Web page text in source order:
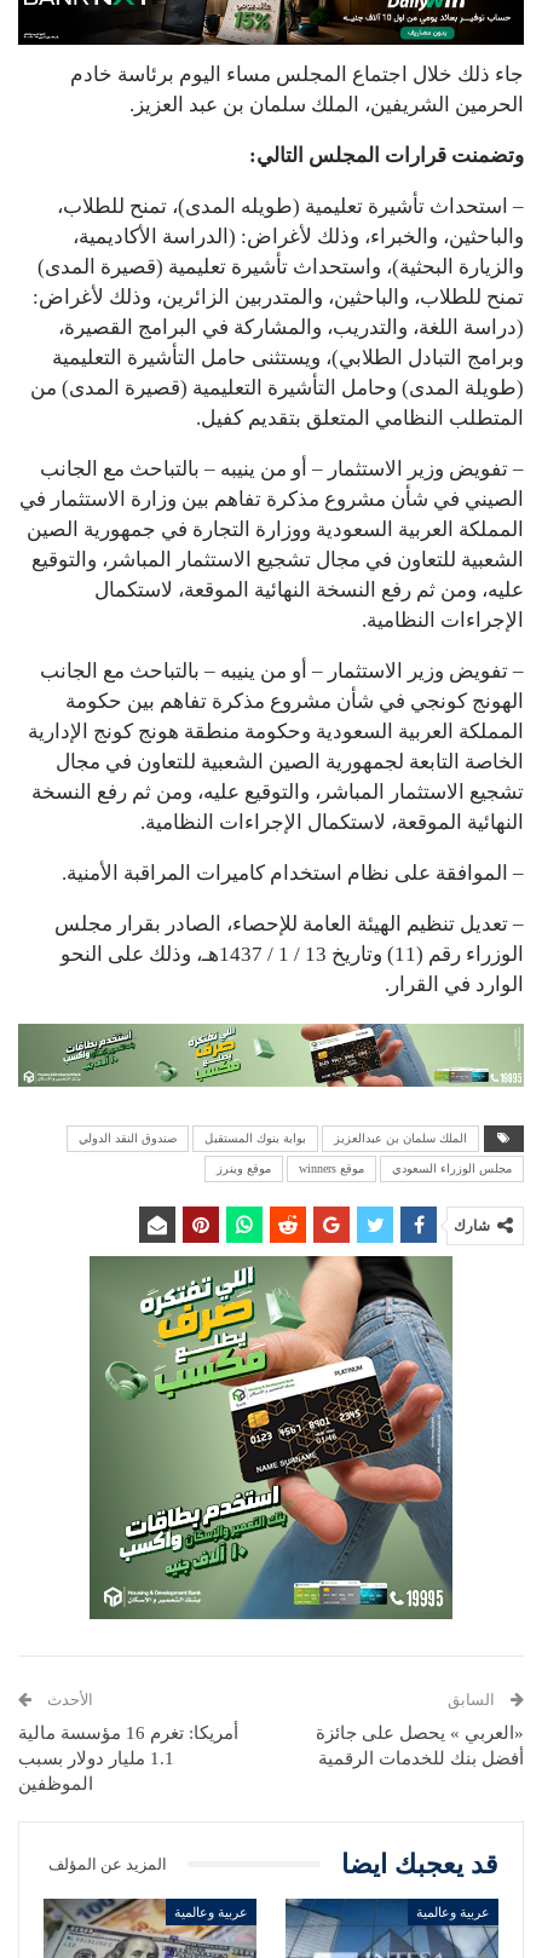
جاء ذلك خلال اجتماع المجلس مساء اليوم برئاسة خادم
الحرمين الشريفين، الملك سلمان بن عبد العزيز.
وتضمنت قرارات المجلس التالي:
– استحداث تأشيرة تعليمية (طويله المدى)، تمنح للطلاب،
والباحثين، والخبراء، وذلك لأغراض: (الدراسة الأكاديمية،
والزيارة البحثية)، واستحداث تأشيرة تعليمية (قصيرة المدى)
تمنح للطلاب، والباحثين، والمتدربين الزائرين، وذلك لأغراض:
(دراسة اللغة، والتدريب، والمشاركة في البرامج القصيرة،
وبرامج التبادل الطلابي)، ويستثنى حامل التأشيرة التعليمية
(طويلة المدى) وحامل التأشيرة التعليمية (قصيرة المدى) من
المتطلب النظامي المتعلق بتقديم كفيل.
– تفويض وزير الاستثمار – أو من ينيبه – بالتباحث مع الجانب
الصيني في شأن مشروع مذكرة تفاهم بين وزارة الاستثمار في
المملكة العربية السعودية ووزارة التجارة في جمهورية الصين
الشعبية للتعاون في مجال تشجيع الاستثمار المباشر، والتوقيع
عليه، ومن ثم رفع النسخة النهائية الموقعة، لاستكمال
الإجراءات النظامية.
– تفويض وزير الاستثمار – أو من ينيبه – بالتباحث مع الجانب
الهونج كونجي في شأن مشروع مذكرة تفاهم بين حكومة
المملكة العربية السعودية وحكومة منطقة هونج كونج الإدارية
الخاصة التابعة لجمهورية الصين الشعبية للتعاون في مجال
تشجيع الاستثمار المباشر، والتوقيع عليه، ومن ثم رفع النسخة
النهائية الموقعة، لاستكمال الإجراءات النظامية.
– الموافقة على نظام استخدام كاميرات المراقبة الأمنية.
– تعديل تنظيم الهيئة العامة للإحصاء، الصادر بقرار مجلس
الوزراء رقم (11) وتاريخ 13 / 1 / 1437هـ، وذلك على النحو
الوارد في القرار.
الملك سلمان بن عبدالعزيز بوابة بنوك المستقبل صندوق النقد الدولي
مجلس الوزراء السعودي موقع winners موقع وينرز
شارك
السابق
«العربي » يحصل على جائزة
أفضل بنك للخدمات الرقمية
الأحدث
أمريكا: تغرم 16 مؤسسة مالية
1.1 مليار دولار بسبب
الموظفين
قد يعجبك ايضا المزيد عن المؤلف
عربية وعالمية عربية وعالمية